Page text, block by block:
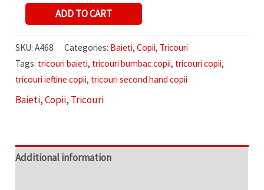
TRICOU
DE
BAIETI
TAPE
A
quantity
ADD TO CART
SKU:A468 Categories: Baieti,Copii, Tricouri
Tags: tricouri baieti, tricouri bumbac copii, tricouri copii,
tricouri ieftine copii, tricouri second hand copii
Baieti,Copii, Tricouri
Additional information